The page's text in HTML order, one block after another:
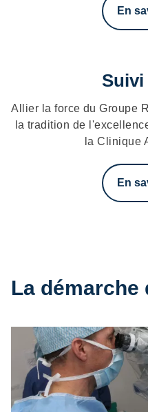
En
Allier la force du Groupe
la tradition de
la Clinique
En
La démarche